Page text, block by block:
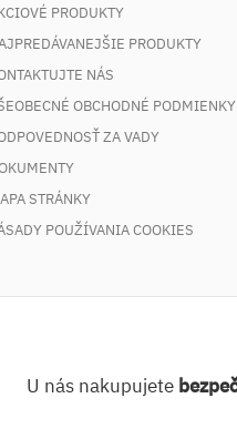
PRODUKTY
PRODUKTY
NÁS
OBCHODNÉ PODMIENKY
ZA VADY
STRÁNKY
POUŽÍVANIA COOKIES
U nás nakupujete